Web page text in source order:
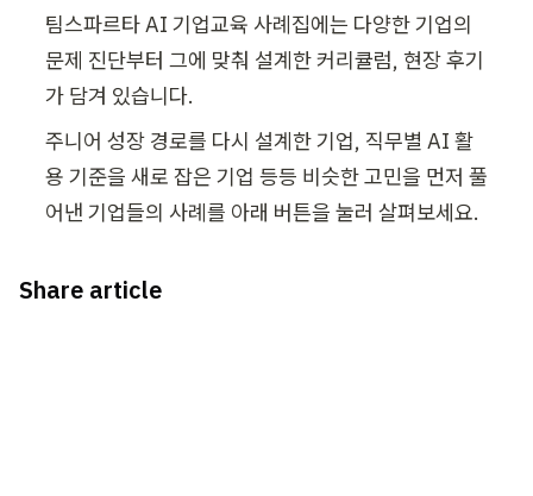
팀스파르타 AI 기업교육 사례집에는 다양한 기업의
문제 진단부터 그에 맞춰 설계한 커리큘럼, 현장 후기
가 담겨 있습니다.
주니어 성장 경로를 다시 설계한 기업, 직무별 AI 활
용 기준을 새로 잡은 기업 등등 비슷한 고민을 먼저 풀
어낸 기업들의 사례를 아래 버튼을 눌러 살펴보세요.
Share article